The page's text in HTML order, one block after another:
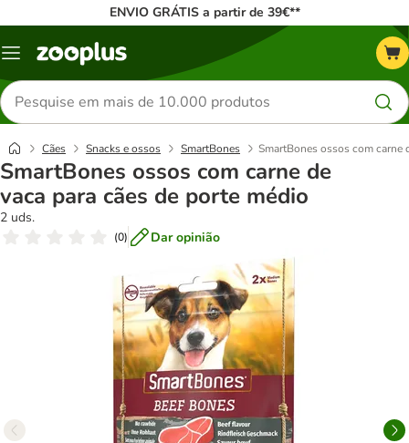
ENVIO GRÁTIS a partir de 39€**
Menu
Pesquisar
produtos
Cães Snacks e ossos SmartBones SmartBones ossos com carne
SmartBones ossos com carne de
vaca para cães de porte médio
2 uds.
(0) Dar opinião